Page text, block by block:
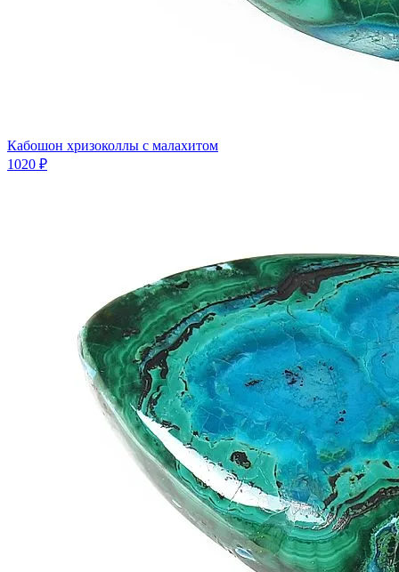
Кабошон хризоколлы с малахитом
1020 ₽